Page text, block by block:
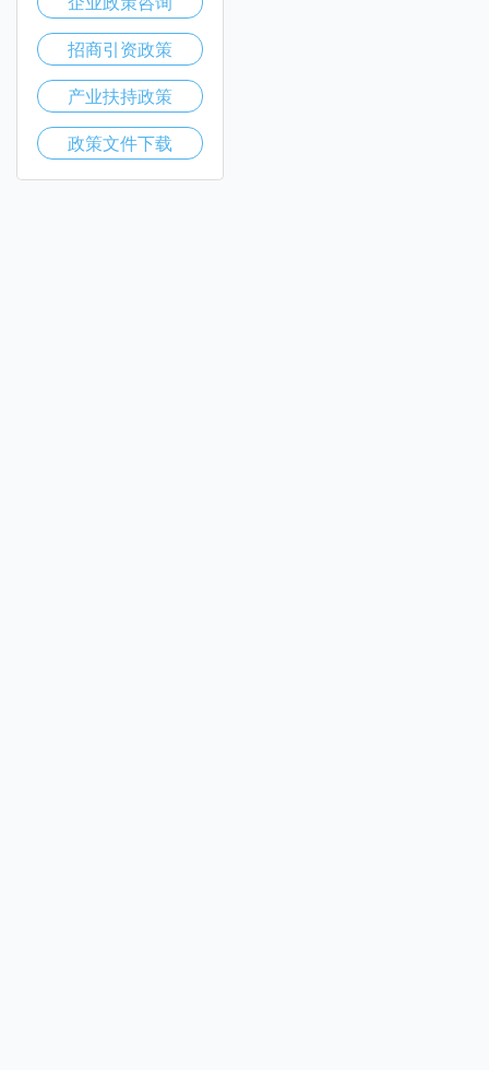
招商引资政策
产业扶持政策
政策文件下载